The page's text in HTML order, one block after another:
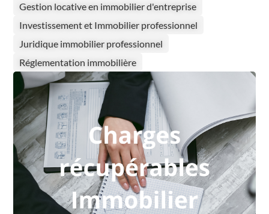
Gestion locative en immobilier d'entreprise
Investissement et Immobilier professionnel
Juridique immobilier professionnel
Réglementation immobilière